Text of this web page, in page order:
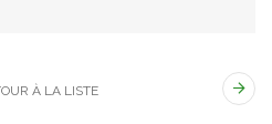
À LA LISTE